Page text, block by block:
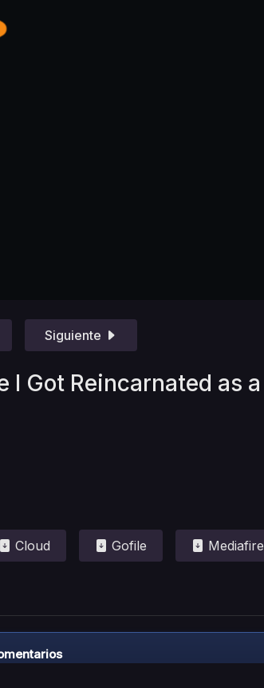
Siguiente
I Got Reincarnated as a
Cloud Gofile Mediafire